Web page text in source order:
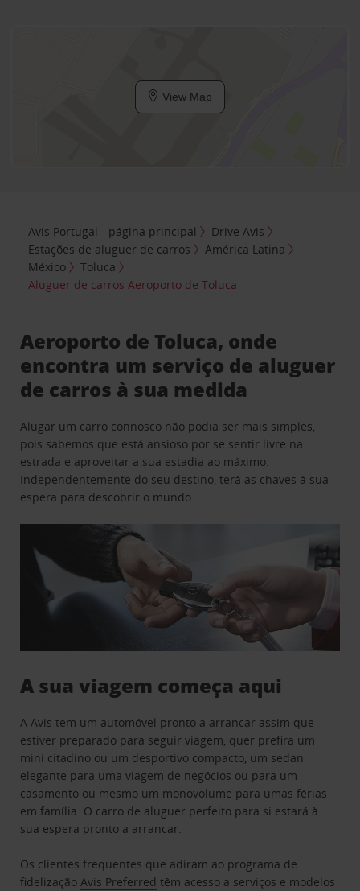
View Map
Avis Portugal - página principal
Drive Avis
Estações de aluguer de carros
América Latina
México
Toluca
Aluguer de carros Aeroporto de Toluca
Aeroporto de Toluca, onde
encontra um serviço de aluguer
de carros à sua medida
Alugar um carro connosco não podia ser mais simples,
pois sabemos que está ansioso por se sentir livre na
estrada e aproveitar a sua estadia ao máximo.
Independentemente do seu destino, terá as chaves à sua
espera para descobrir o mundo.
A sua viagem começa aqui
A Avis tem um automóvel pronto a arrancar assim que
estiver preparado para seguir viagem, quer prefira um
mini citadino ou um desportivo compacto, um sedan
elegante para uma viagem de negócios ou para um
casamento ou mesmo um monovolume para umas férias
em família. O carro de aluguer perfeito para si estará à
sua espera pronto a arrancar.
Os clientes frequentes que adiram ao programa de
fidelizaçãoAvis Preferred têm acesso a serviços e modelos